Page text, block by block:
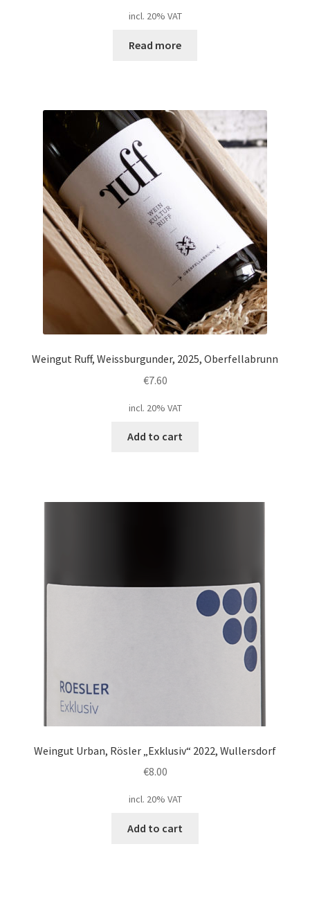
incl. 20% VAT
Read more
Weingut Ruff, Weissburgunder, 2025, Oberfellabrunn
€7.60
incl. 20% VAT
Add to cart
Weingut Urban, Rösler „Exklusiv“ 2022, Wullersdorf
€8.00
incl. 20% VAT
Add to cart